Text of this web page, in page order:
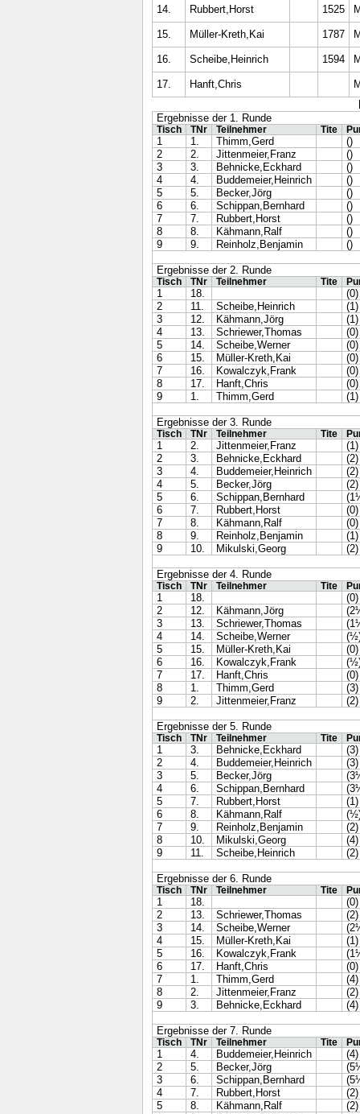
14. Rubbert,Horst 1525
15. Müller-Kreth,Kai 1787
16. Scheibe,Heinrich 1594
17. Hanft,Chris
Ergebnisse der 1. Runde
Tisch TNr Teilnehmer Tite
1 1. Thimm,Gerd
()
2
2. Jittenmeier,Franz
()
3
3. Behnicke,Eckhard
()
4
4. Buddemeier,Heinrich
()
5
5. Becker,Jörg
()
6
6. Schippan,Bernhard
()
7
7. Rubbert,Horst
()
8
8. Kähmann,Ralf
()
9
9. Reinholz,Benjamin ()
Ergebnisse der 2. Runde
Tisch TNr Teilnehmer Tite
1 18.
(0)
2
11. Scheibe,Heinrich
(1)
3
12. Kähmann,Jörg
(1)
4
13. Schriewer,Thomas
(0)
5
14. Scheibe,Werner
(0)
6
15. Müller-Kreth,Kai
(0)
7
16. Kowalczyk,Frank
(0)
8
17. Hanft,Chris
(0)
9
1. Thimm,Gerd (1)
Ergebnisse der 3. Runde
Tisch TNr Teilnehmer Tite
1 2. Jittenmeier,Franz
(1)
2
3. Behnicke,Eckhard
(2)
3
4. Buddemeier,Heinrich
(2)
4
5. Becker,Jörg
(2)
5
6. Schippan,Bernhard
6
7. Rubbert,Horst
(0)
7
8. Kähmann,Ralf
(0)
8
9. Reinholz,Benjamin
(1)
9
10. Mikulski,Georg (2)
Ergebnisse der 4. Runde
Tisch TNr Teilnehmer Tite
1 18.
(0)
2
12. Kähmann,Jörg
3
13. Schriewer,Thomas
4
14. Scheibe,Werner
5
15. Müller-Kreth,Kai
(0)
6
16. Kowalczyk,Frank
7
17. Hanft,Chris
(0)
8
1. Thimm,Gerd
(3)
9
2. Jittenmeier,Franz (2)
Ergebnisse der 5. Runde
Tisch TNr Teilnehmer Tite
1 3. Behnicke,Eckhard
(3)
2
4. Buddemeier,Heinrich
(3)
3
5. Becker,Jörg
4
6. Schippan,Bernhard
5
7. Rubbert,Horst
(1)
6
8. Kähmann,Ralf
7
9. Reinholz,Benjamin
(2)
8
10. Mikulski,Georg
(4)
9
11. Scheibe,Heinrich (2)
Ergebnisse der 6. Runde
Tisch TNr Teilnehmer Tite
1 18.
(0)
2
13. Schriewer,Thomas
(2)
3
14. Scheibe,Werner
4
15. Müller-Kreth,Kai
(1)
5
16. Kowalczyk,Frank
6
17. Hanft,Chris
(0)
7
1. Thimm,Gerd
(4)
8
2. Jittenmeier,Franz
(2)
9
3. Behnicke,Eckhard (4)
Ergebnisse der 7. Runde
Tisch TNr Teilnehmer Tite
1 4. Buddemeier,Heinrich
(4)
2
5. Becker,Jörg
3
6. Schippan,Bernhard
4
7. Rubbert,Horst
(2)
5
8. Kähmann,Ralf
(2)